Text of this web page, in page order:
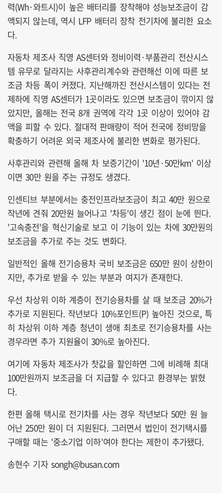
력(Wh·와트시)이 높은 배터리를 장착해야 성능보조금이 감
액되지 않는데, 역시 LFP 배터리 장착 전기차에 불리한 요소
다.
자동차 제조사 직영 AS센터와 정비이력·부품관리 전산시스
템 유무로 달라지는 사후관리계수와 관련해선 이에 따른 보
조금 차등 폭이 커졌다. 지난해까진 전산시스템이 있다는 전
제하에 직영 AS센터가 1곳이라도 있으면 보조금이 깎이지 않
았지만, 올해는 전국 8개 권역에 각각 1곳 이상이 있어야 감
액을 피할 수 있다. 절대적 판매량이 적어 전국에 정비망을
확충하기 어려운 외국 제조사에 불리한 변화로 평가된다.
사후관리와 관련해 올해 차 보증기간이 '10년·50만km' 이상
이면 30만 원을 주는 규정도 생겼다.
인센티브 부분에서는 충전인프라보조금이 최고 40만 원으로
작년에 견줘 20만원 늘어나고 '차등'이 생긴 점이 눈에 띈다.
'고속충전'을 혁신기술로 보고 이 기능이 있는 차에 30만원의
보조금을 추가로 주는 것도 변화다.
일반적인 올해 전기승용차 국비 보조금은 650만 원이 상한이
지만, 추가로 받을 수 있는 부분과 여지가 존재한다.
우선 차상위 이하 계층이 전기승용차를 살 때 보조금 20%가
추가로 지원된다. 작년보다 10%포인트(P) 높아진 것으로, 특
히 차상위 이하 계층 청년이 생애 최초로 전기승용차를 사는
경우라면 추가 지원율이 30%로 높아진다.
여기에 자동차 제조사가 찻값을 할인하면 그에 비례해 최대
100만원까지 보조금을 더 지급할 수 있다고 환경부는 밝혔
다.
한편 올해 택시로 전기차를 사는 경우 작년보다 50만 원 늘
어난 250만 원이 더 지원된다. 그러면서 법인이 전기택시를
구매할 때는 '중소기업 이하'여야 한다는 제한이 추가됐다.
송현수 기자 songh@busan.com